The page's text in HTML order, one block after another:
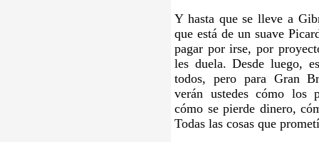
Y hasta que se lleve a
que está de un suave
pagar por irse, por
les duela. Desde luego,
todos, pero para Gran
verán ustedes cómo los
cómo se pierde dinero,
Todas las cosas que